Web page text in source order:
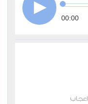
00:00
اعجاب